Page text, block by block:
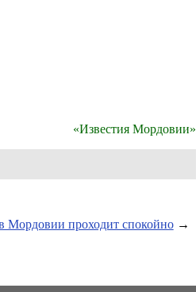
«Известия Мордовии»
Мордовии проходит спокойно→